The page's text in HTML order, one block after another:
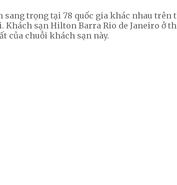
sang trọng tại 78 quốc gia khác nhau
Khách sạn Hilton Barra Rio de Janeiro ở
của chuỗi khách sạn này.